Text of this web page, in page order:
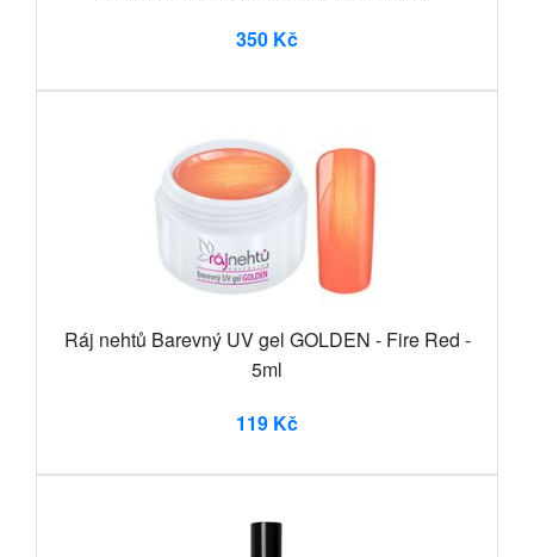
350 Kč
Ráj nehtů Barevný UV gel GOLDEN - Fire Red -
5ml
119 Kč